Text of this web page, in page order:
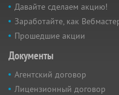
Давайте сделаем акцию!
Заработайте, как
Прошедшие акции
Документы
Агентский договор
Лицензионный договор